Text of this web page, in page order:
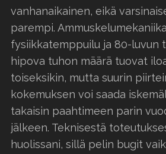
vanhanaikainen, eikä
parempi.
fysiikkatemppuilu ja 80-luvun
hipova tuhon määrä tuovat
toiseksikin, mutta suurin
kokemuksen voi saada
takaisin paahtimeen parin
jälkeen. Teknisestä
huolissani, sillä pelin bugit